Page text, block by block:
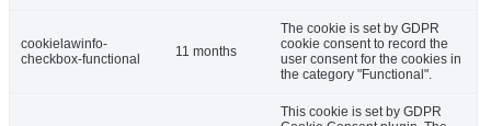
cookielawinfo-
checkbox-functional
11 months
The cookie is set by GDPR
cookie consent to record the
user consent for the cookies in
the category "Functional".
This cookie is set by GDPR